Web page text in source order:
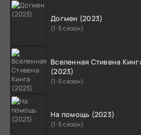
Догмен (2023)
(1-5 сезон)
Вселенная Стивена
(2023)
(1-5 сезон)
На помощь (2023)
(1-5 сезон)